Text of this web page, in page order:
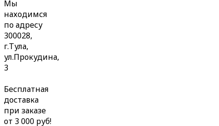
Мы
находимся
по адресу
300028,
г.Тула,
ул.Прокудина,
3
Бесплатная
доставка
при заказе
от 3 000 руб!